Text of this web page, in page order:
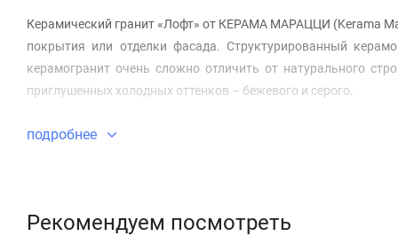
Керамический гранит «Лофт» от КЕРАМА МАРАЦЦИ (Kerama
покрытия или отделки фасада. Структурированный
керамогранит очень сложно отличить от натурального
приглушенных холодных оттенков – бежевого и серого.
подробнее
Рекомендуем посмотреть